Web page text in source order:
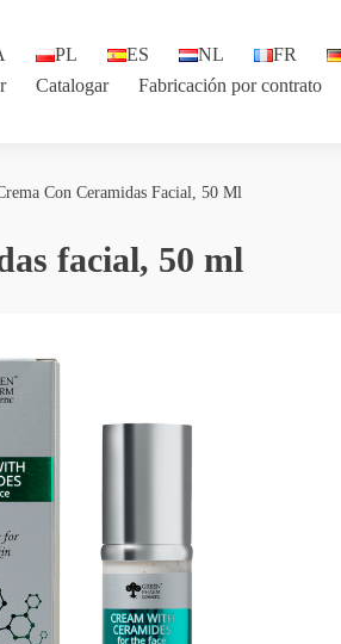
PL ES NL FR
Catalogar Fabricación por contrato
Con Ceramidas Facial, 50 Ml
facial, 50 ml